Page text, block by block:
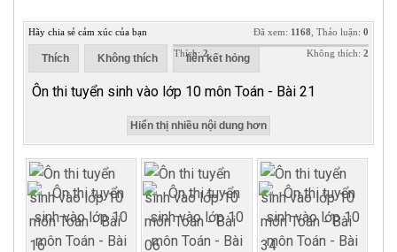
Hãy chia sẻ cảm xúc của bạn
Thích Không thích liên kết hỏng
Đã xem: 1168 , Thảo luận: 0
Thích: 2 Không thích: 2
Ôn thi tuyển sinh vào lớp 10 môn Toán - Bài 21
Hiển thị nhiều nội dung hơn